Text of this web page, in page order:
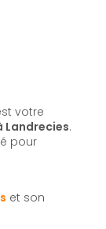
votre
Landrecies.
pour
et son